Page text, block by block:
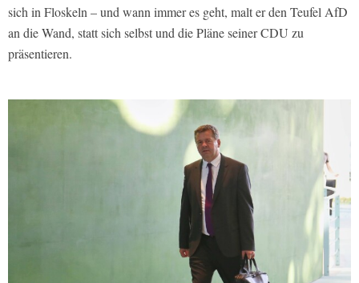
sich in Floskeln – und wann immer es geht, malt er den Teufel AfD
an die Wand, statt sich selbst und die Pläne seiner CDU zu
präsentieren.